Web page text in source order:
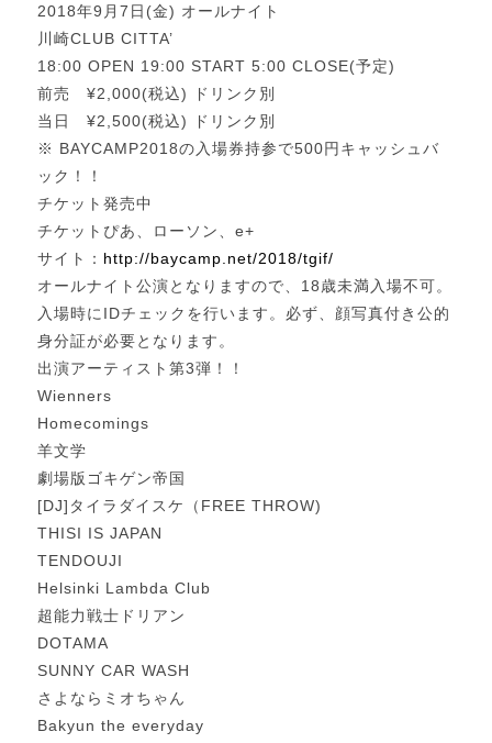
2018年9月7日(金) オールナイト
川崎CLUB CITTA’
18:00 OPEN 19:00 START 5:00 CLOSE(予定)
前売 ¥2,000(税込) ドリンク別
当日 ¥2,500(税込) ドリンク別
※ BAYCAMP2018の入場券持参で500円キャッシュバ
ック！！
チケット発売中
チケットぴあ、ローソン、e+
サイト： http://baycamp.net/2018/tgif/
オールナイト公演となりますので、18歳未満入場不可。
入場時にIDチェックを行います。必ず、顔写真付き公的
身分証が必要となります。
出演アーティスト第3弾！！
Wienners
Homecomings
羊文学
劇場版ゴキゲン帝国
[DJ]タイラダイスケ（FREE THROW)
THISI IS JAPAN
TENDOUJI
Helsinki Lambda Club
超能力戦士ドリアン
DOTAMA
SUNNY CAR WASH
さよならミオちゃん
Bakyun the everyday